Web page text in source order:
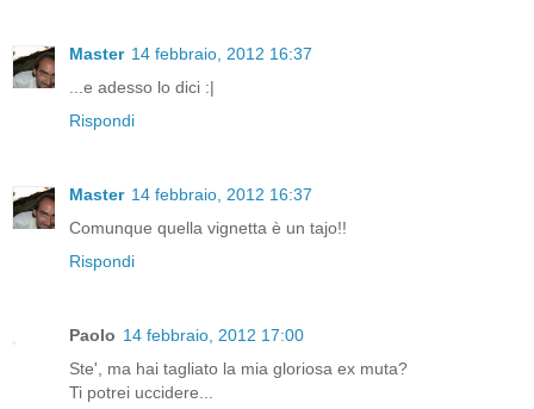
Master 14 febbraio, 2012 16:37
...e adesso lo dici :|
Rispondi
Master 14 febbraio, 2012 16:37
Comunque quella vignetta è un tajo!!
Rispondi
Paolo 14 febbraio, 2012 17:00
Ste', ma hai tagliato la mia gloriosa ex muta?
Ti potrei uccidere...